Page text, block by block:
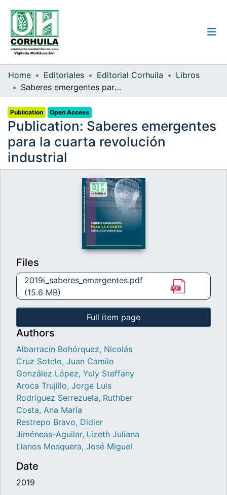
Institutional guidelines
Communities & Collections
All of the repository
Statistics
Home Editoriales Editorial Corhuila
Libros
Saberes emergentes para la cuarta revolución industrial
Publication Open Access
Publication: Saberes emergentes
para la cuarta revolución
industrial
Files
2019i_saberes_emergentes.pdf
(15.6 MB)
Full item page
Authors
Albarracín Bohórquez, Nicolás
Cruz Sotelo, Juan Camilo
González López, Yuly Steffany
Aroca Trujillo, Jorge Luis
Rodríguez Serrezuela, Ruthber
Costa, Ana María
Restrepo Bravo, Didier
Jiméneas-Aguilar, Lizeth Juliana
Llanos Mosquera, José Miguel
Date
2019